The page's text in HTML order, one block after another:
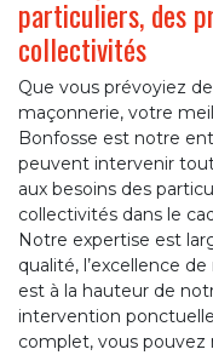
particuliers, des
collectivités
Que vous prévoyiez
maçonnerie, votre
Bonfosse est notre
peuvent intervenir
aux besoins des
collectivités dans le
Notre expertise est
qualité, l’excellence
est à la hauteur de
intervention
complet, vous